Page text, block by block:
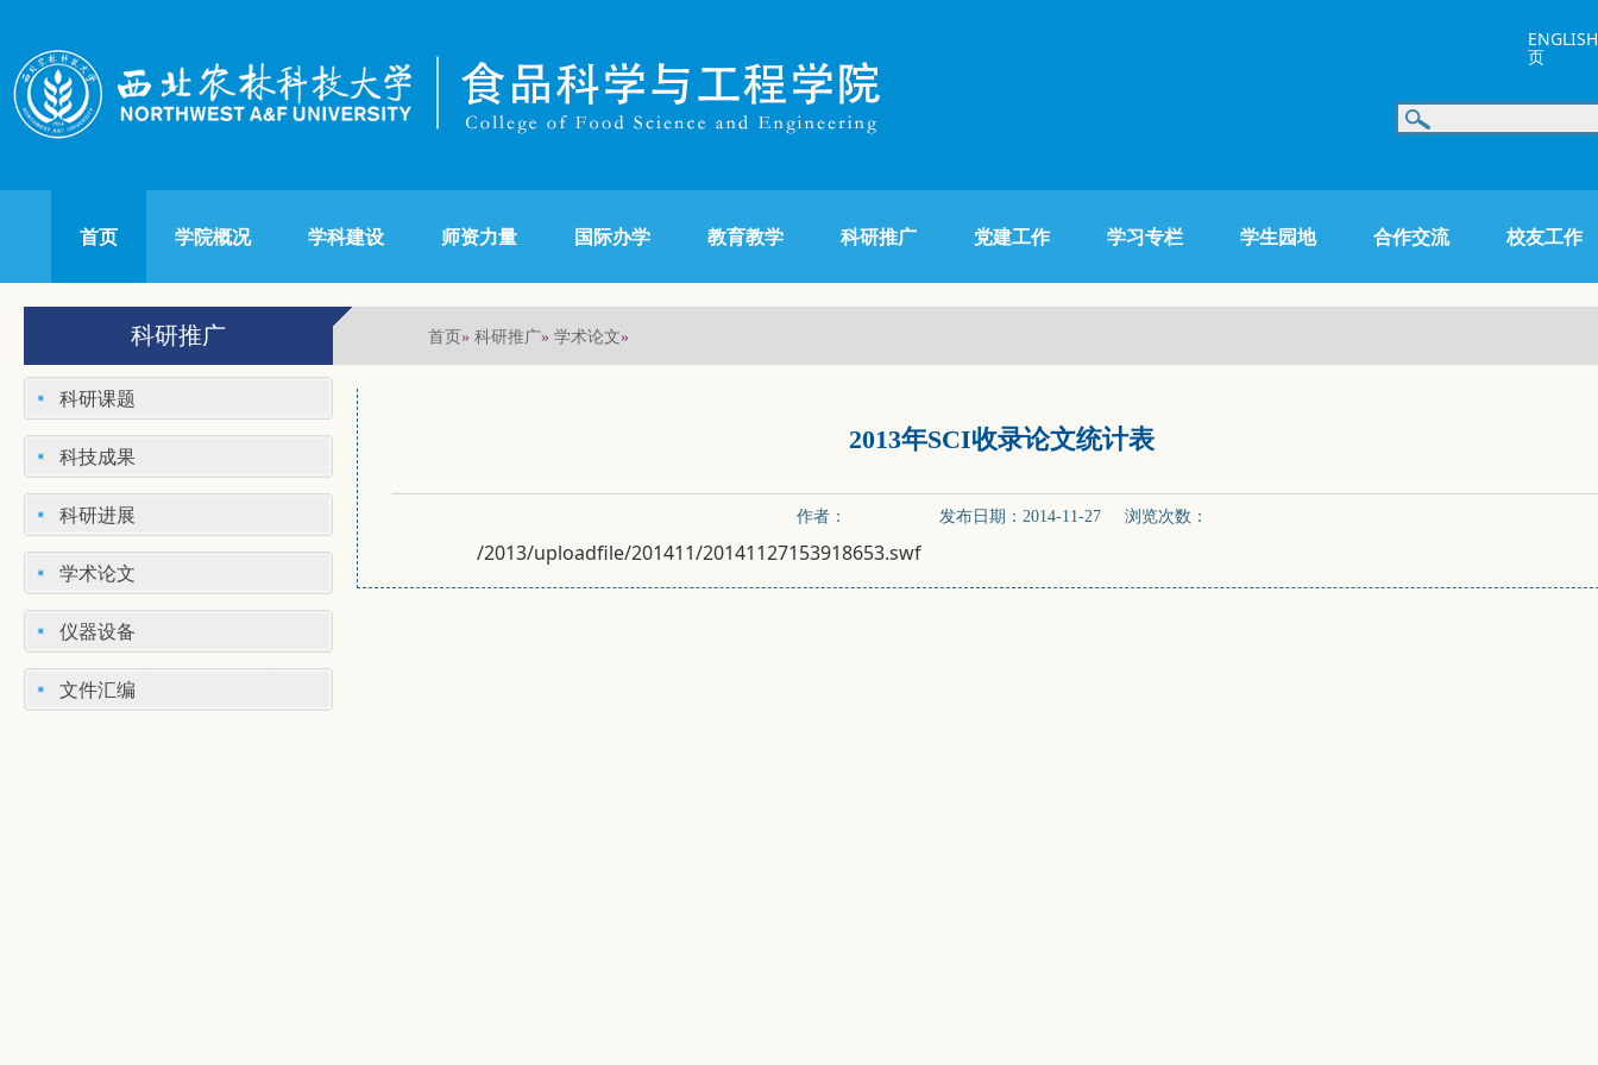
ENGLISH
页
首页 学院概况 学科建设 师资力量 国际办学 教育教学 科研推广 党建工作 学习专栏 学生园地 合作交流 校友工作
科研推广 首页» 科研推广» 学术论文»
科研课题
科技成果
科研进展
学术论文
仪器设备
文件汇编
2013年SCI收录论文统计表
作者： 发布日期：2014-11-27 浏览次数：
/2013/uploadfile/201411/20141127153918653.swf